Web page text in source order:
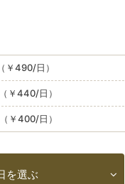
￥490/日）
￥440/日）
￥400/日）
を選ぶ